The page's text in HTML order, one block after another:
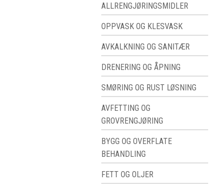
ALLRENGJØRINGSMIDLER
OPPVASK OG KLESVASK
AVKALKNING OG SANITÆR
DRENERING OG ÅPNING
SMØRING OG RUST LØSNING
AVFETTING OG
GROVRENGJØRING
BYGG OG OVERFLATE
BEHANDLING
FETT OG OLJER